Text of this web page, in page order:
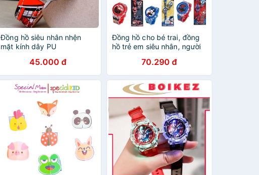
Đồng hồ siêu nhân nhện
mặt kính dây PU
45.000 đ
Đồng hồ cho bé trai, đồng
hồ trẻ em siêu nhân, người
mickey ZalacKids cho bé từ
1 đến 10 tuổi
70.290 đ